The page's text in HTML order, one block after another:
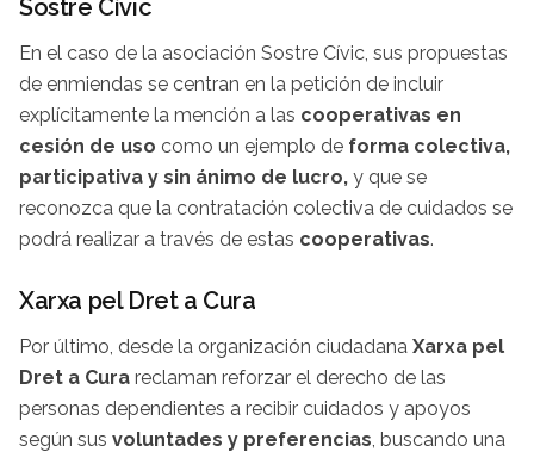
Sostre Cívic
En el caso de la asociación Sostre Cívic, sus propuestas
de enmiendas se centran en la petición de incluir
explícitamente la mención a las cooperativas en
cesión de uso como un ejemplo de forma colectiva,
participativa y sin ánimo de lucro, y que se
reconozca que la contratación colectiva de cuidados se
podrá realizar a través de estas cooperativas.
Xarxa pel Dret a Cura
Por último, desde la organización ciudadana Xarxa pel
Dret a Cura reclaman reforzar el derecho de las
personas dependientes a recibir cuidados y apoyos
según sus voluntades y preferencias, buscando una